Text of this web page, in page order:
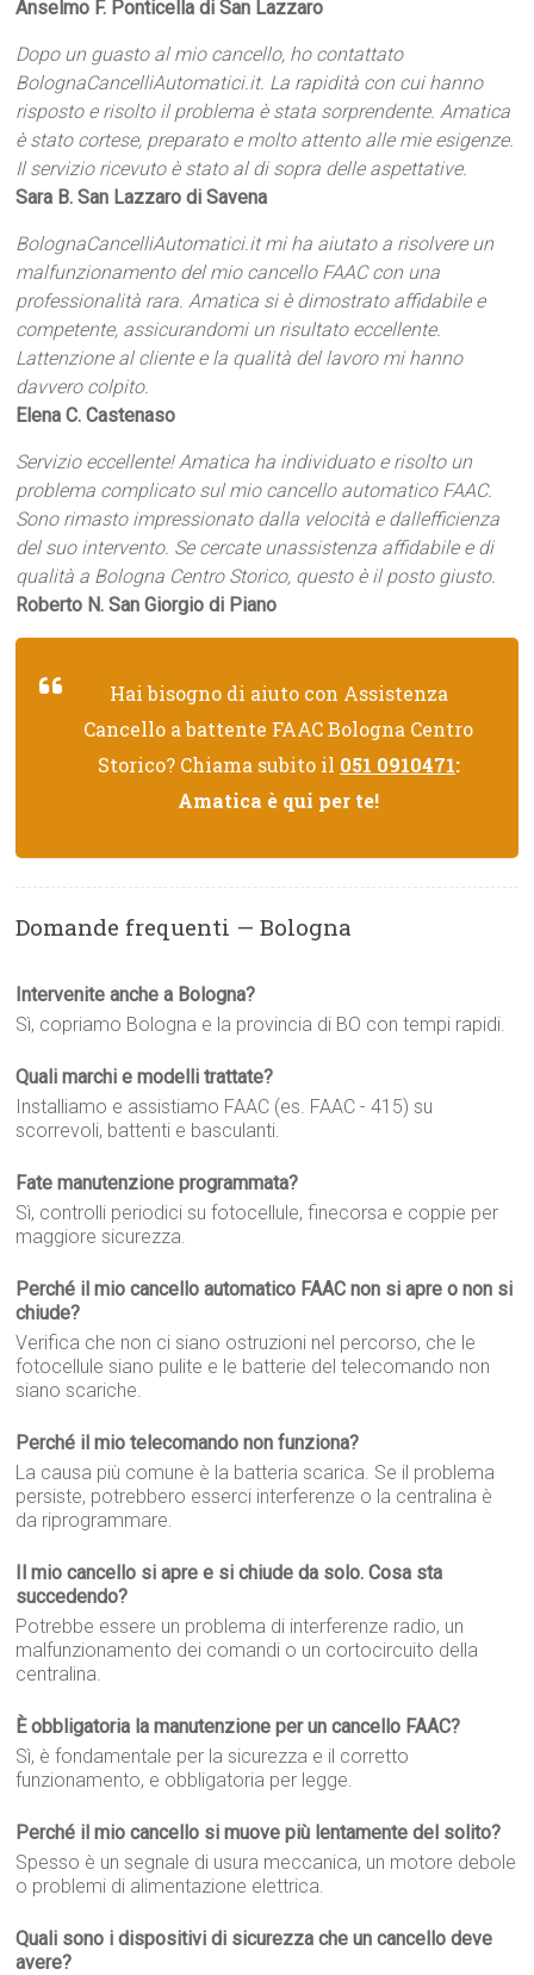
Anselmo F. Ponticella di San Lazzaro
Dopo un guasto al mio cancello, ho contattato
BolognaCancelliAutomatici.it. La rapidità con cui hanno
risposto e risolto il problema è stata sorprendente. Amatica
è stato cortese, preparato e molto attento alle mie esigenze.
Il servizio ricevuto è stato al di sopra delle aspettative.
Sara B. San Lazzaro di Savena
BolognaCancelliAutomatici.it mi ha aiutato a risolvere un
malfunzionamento del mio cancello FAAC con una
professionalità rara. Amatica si è dimostrato affidabile e
competente, assicurandomi un risultato eccellente.
Lattenzione al cliente e la qualità del lavoro mi hanno
davvero colpito.
Elena C. Castenaso
Servizio eccellente! Amatica ha individuato e risolto un
problema complicato sul mio cancello automatico FAAC.
Sono rimasto impressionato dalla velocità e dallefficienza
del suo intervento. Se cercate unassistenza affidabile e di
qualità a Bologna Centro Storico, questo è il posto giusto.
Roberto N. San Giorgio di Piano
Hai bisogno di aiuto con Assistenza
Cancello a battente FAAC Bologna Centro
Storico? Chiama subito il 051 0910471:
Amatica è qui per te!
Domande frequenti — Bologna
Intervenite anche a Bologna?
Sì, copriamo Bologna e la provincia di BO con tempi rapidi.
Quali marchi e modelli trattate?
Installiamo e assistiamo FAAC (es. FAAC - 415) su
scorrevoli, battenti e basculanti.
Fate manutenzione programmata?
Sì, controlli periodici su fotocellule, finecorsa e coppie per
maggiore sicurezza.
Perché il mio cancello automatico FAAC non si apre o non si
chiude?
Verifica che non ci siano ostruzioni nel percorso, che le
fotocellule siano pulite e le batterie del telecomando non
siano scariche.
Perché il mio telecomando non funziona?
La causa più comune è la batteria scarica. Se il problema
persiste, potrebbero esserci interferenze o la centralina è
da riprogrammare.
Il mio cancello si apre e si chiude da solo. Cosa sta
succedendo?
Potrebbe essere un problema di interferenze radio, un
malfunzionamento dei comandi o un cortocircuito della
centralina.
È obbligatoria la manutenzione per un cancello FAAC?
Sì, è fondamentale per la sicurezza e il corretto
funzionamento, e obbligatoria per legge.
Perché il mio cancello si muove più lentamente del solito?
Spesso è un segnale di usura meccanica, un motore debole
o problemi di alimentazione elettrica.
Quali sono i dispositivi di sicurezza che un cancello deve
avere?